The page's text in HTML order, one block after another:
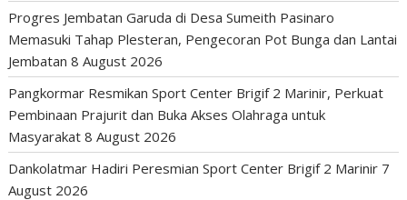
Progres Jembatan Garuda di Desa Sumeith Pasinaro
Memasuki Tahap Plesteran, Pengecoran Pot Bunga dan Lantai
Jembatan 8 August 2026
Pangkormar Resmikan Sport Center Brigif 2 Marinir, Perkuat
Pembinaan Prajurit dan Buka Akses Olahraga untuk
Masyarakat 8 August 2026
Dankolatmar Hadiri Peresmian Sport Center Brigif 2 Marinir 7
August 2026